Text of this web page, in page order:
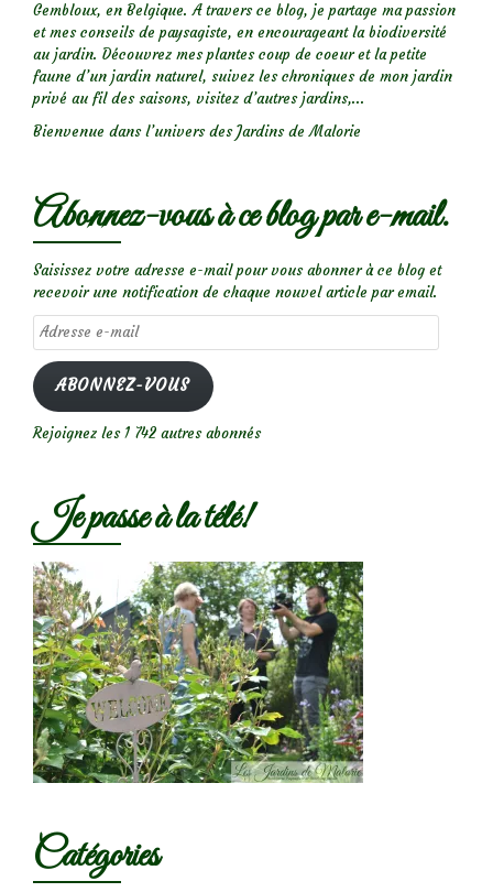
Gembloux, en Belgique. A travers ce blog, je partage ma passion
et mes conseils de paysagiste, en encourageant la biodiversité
au jardin. Découvrez mes plantes coup de coeur et la petite
faune d’un jardin naturel, suivez les chroniques de mon jardin
privé au fil des saisons, visitez d’autres jardins,...
Bienvenue dans l’univers des Jardins de Malorie
Abonnez-vous à ce blog par e-mail.
Saisissez votre adresse e-mail pour vous abonner à ce blog et
recevoir une notification de chaque nouvel article par email.
Adresse
e-
mail
ABONNEZ-VOUS
Rejoignez les 1 742 autres abonnés
Je passe à la télé!
Catégories